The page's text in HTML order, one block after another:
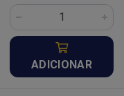
ADICIONAR